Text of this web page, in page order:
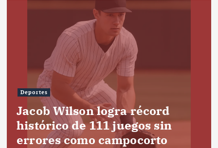
Deportes
Jacob Wilson logra récord
histórico de 111 juegos sin
errores como campocorto